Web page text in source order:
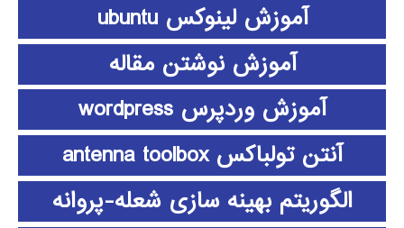
آموزش لینوکس ubuntu
آموزش نوشتن مقاله
آموزش وردپرس wordpress
آنتن تولباکس antenna toolbox
الگوریتم بهینه سازی شعله-پروانه